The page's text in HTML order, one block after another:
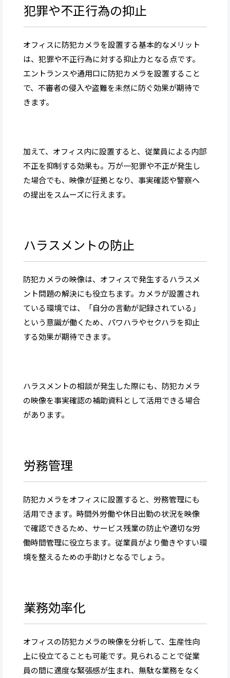
犯罪や不正行為の抑止
オフィスに防犯カメラを設置する基本的なメリット
は、犯罪や不正行為に対する抑止力となる点です。
エントランスや通用口に防犯カメラを設置すること
で、不審者の侵入や盗難を未然に防ぐ効果が期待で
きます。
加えて、オフィス内に設置すると、従業員による内部
不正を抑制する効果も。万が一犯罪や不正が発生し
た場合でも、映像が証拠となり、事実確認や警察へ
の提出をスムーズに行えます。
ハラスメントの防止
防犯カメラの映像は、オフィスで発生するハラスメ
ント問題の解決にも役立ちます。カメラが設置され
ている環境では、「自分の言動が記録されている」
という意識が働くため、パワハラやセクハラを抑止
する効果が期待できます。
ハラスメントの相談が発生した際にも、防犯カメラ
の映像を事実確認の補助資料として活用できる場合
があります。
労務管理
防犯カメラをオフィスに設置すると、労務管理にも
活用できます。時間外労働や休日出勤の状況を映像
で確認できるため、サービス残業の防止や適切な労
働時間管理に役立ちます。従業員がより働きやすい環
境を整えるための手助けとなるでしょう。
業務効率化
オフィスの防犯カメラの映像を分析して、生産性向
上に役立てることも可能です。見られることで従業
員の間に適度な緊張感が生まれ、無駄な業務をなく